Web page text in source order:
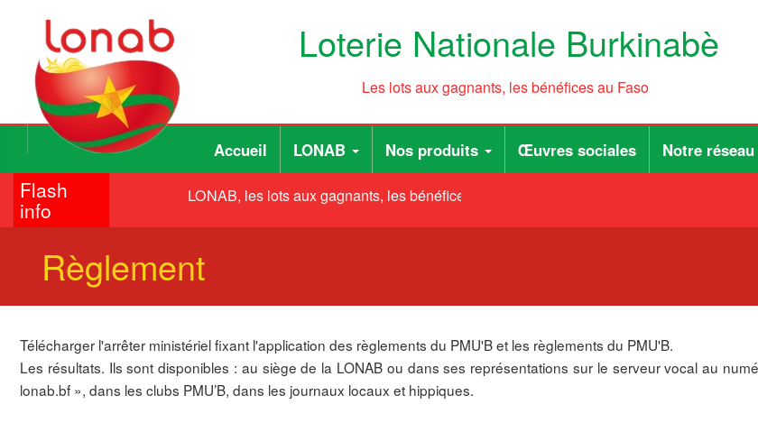
principal
Loterie Nationale Burkinabè
Les lots aux gagnants, les bénéfices au Faso
Main
navigation
Accueil LONAB Nos produits Œuvres sociales Notre réseau
User
account
menu
Flash
info
LONAB, les lots aux gagnants, les bénéfices au Faso
Règlement
Télécharger l'arrêter ministériel fixant l'application des règlements du PMU'B et les règlements du PMU'B.
Les résultats. Ils sont disponibles : au siège de la LONAB ou dans ses représentations sur le serveur vocal au
lonab.bf », dans les clubs PMU’B, dans les journaux locaux et hippiques.